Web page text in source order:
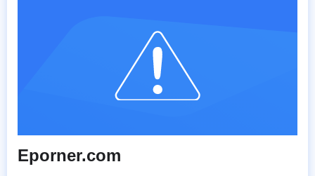
Eporner.com